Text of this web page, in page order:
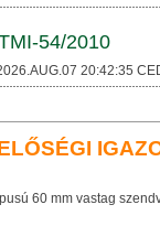
54/2010
20:42:35
60 mm vastag